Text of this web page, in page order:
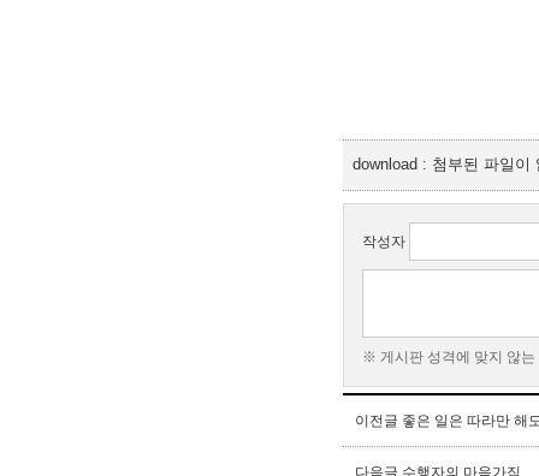
download : 첨부된 파일이
작성자
※ 게시판 성격에 맞지 않는
이전글 좋은 일은 따라만 해
다음글 수행자의 마음가짐